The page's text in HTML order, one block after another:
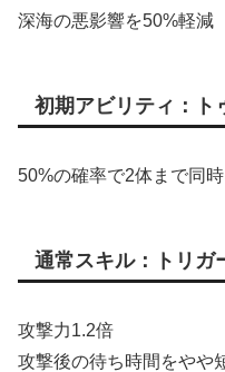
深海の悪影響を50%軽減
初期アビリティ：ト
50%の確率で2体まで同
通常スキル：トリガ
攻撃力1.2倍
攻撃後の待ち時間をやや